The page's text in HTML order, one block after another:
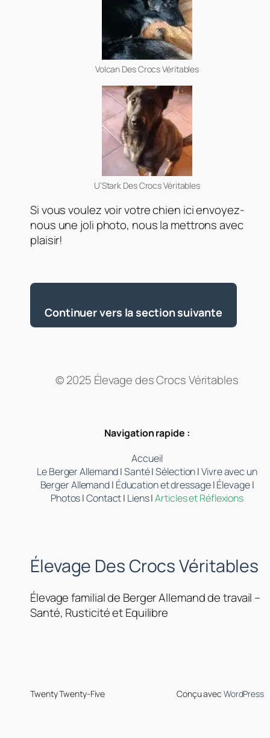
Volcan Des Crocs Véritables
U’Stark Des Crocs Véritables
Si vous voulez voir votre chien ici envoyez-
nous une joli photo, nous la mettrons avec
plaisir!
Continuer vers la section suivante
© 2025 Élevage des Crocs Véritables
Navigation rapide :
Accueil
Le Berger Allemand|Santé|Sélection|Vivre avec un
Berger Allemand| Éducation et dressage|Élevage|
Photos|Contact| Liens|Articles et Réflexions
Élevage Des Crocs Véritables
Élevage familial de Berger Allemand de travail –
Santé, Rusticité et Equilibre
Twenty Twenty-Five Conçu avec WordPress